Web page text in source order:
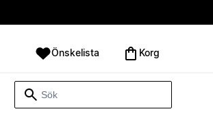
Önskelista Korg